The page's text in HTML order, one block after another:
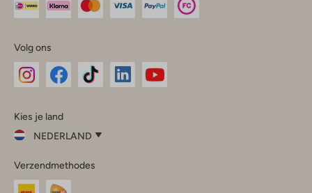
Volg ons
InstagramFacebook
Kies je land
NEDERLAND
je
land
Verzendmethodes